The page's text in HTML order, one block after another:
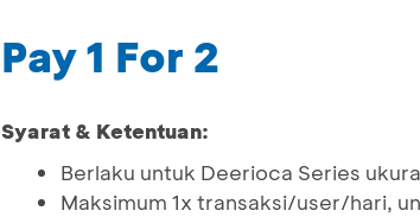
Pay 1 For 2
Syarat & Ketentuan:
Berlaku untuk Deerioca Series
Maksimum 1x transaksi/user/hari,